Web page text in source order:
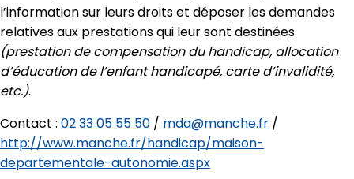
l’information sur leurs droits et déposer les demandes
relatives aux prestations qui leur sont destinées
(prestation de compensation du handicap, allocation
d’éducation de l’enfant handicapé, carte d’invalidité,
etc.).
Contact : 02 33 05 55 50 / mda@manche.fr /
http://www.manche.fr/handicap/maison-
departementale-autonomie.aspx